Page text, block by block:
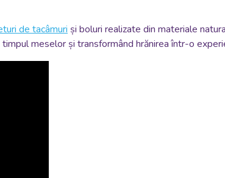
de tacâmuri și boluri realizate din materiale
meselor și transformând hrănirea într-o